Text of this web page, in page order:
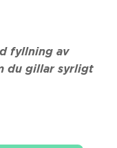
fyllning av
du gillar syrligt